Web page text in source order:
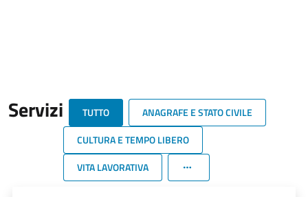
Servizi TUTTO
ANAGRAFE E STATO CIVILE
CULTURA E TEMPO LIBERO
VITA LAVORATIVA